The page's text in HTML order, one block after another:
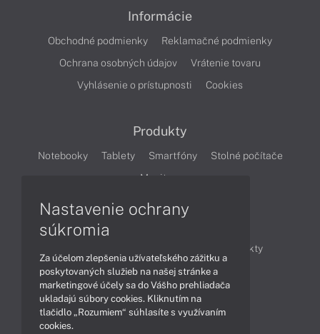
Informácie
Obchodné podmienky
Reklamačné podmienky
Ochrana osobných údajov
Vrátenie tovaru
Vyhlásenie o prístupnosti
Cookies
Produkty
Notebooky Tablety Smartfóny
Stolné počítače
Monitory
Produkty
Technológie
Videá
Obsah
Nastavenie ochrany
súkromia
Za účelom zlepšenia užívateľského zážitku a
poskytovaných služieb na našej stránke a
marketingové účely sa do Vášho prehliadača
ukladajú súbory cookies. Kliknutím na
tlačidlo „Rozumiem“ súhlasíte s využívaním
cookies.